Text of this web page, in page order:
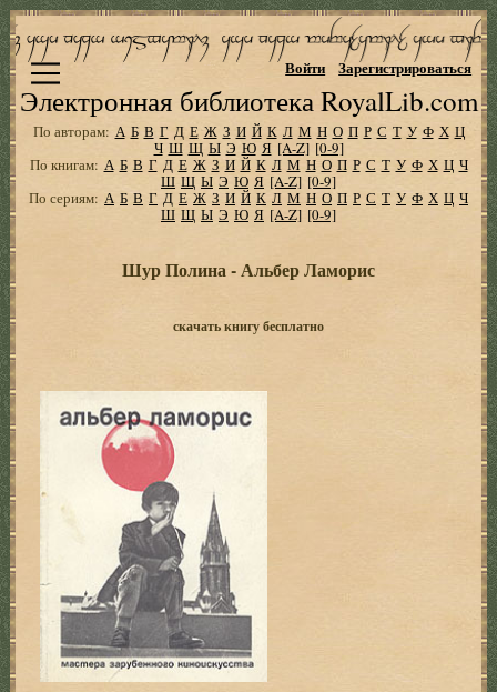
Электронная библиотека RoyalLib.com
Войти Зарегистрироваться
По авторам: А Б В Г Д Е Ж З И Й К Л М Н О П Р С Т У Ф Х Ц
Ч Ш Щ Ы Э Ю Я [A-Z] [0-9]
По книгам: А Б В Г Д Е Ж З И Й К Л М Н О П Р С Т У Ф Х Ц Ч
Ш Щ Ы Э Ю Я [A-Z] [0-9]
По сериям: А Б В Г Д Е Ж З И Й К Л М Н О П Р С Т У Ф Х Ц Ч
Ш Щ Ы Э Ю Я [A-Z] [0-9]
Шур Полина - Альбер Ламорис
скачать книгу бесплатно